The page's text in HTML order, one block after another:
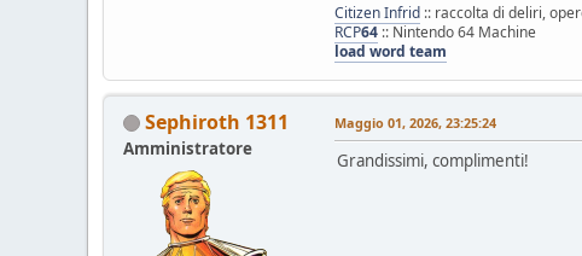
Citizen Infrid :: raccolta di deliri,
RCP64 :: Nintendo 64 Machine
load word team
Sephiroth 1311
Amministratore
Maggio 01, 2026, 23:25:24
Grandissimi, complimenti!